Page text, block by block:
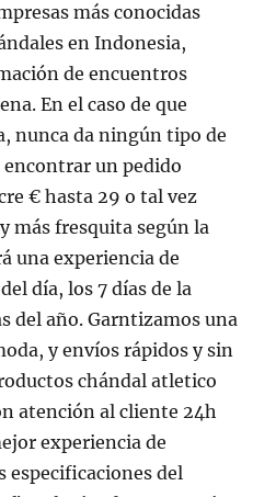
más conocidas
en Indonesia,
de encuentros
En el caso de que
nunca da ningún tipo de
encontrar un pedido
€ hasta 29 o tal vez
más fresquita según la
una experiencia de
día, los 7 días de la
del año. Garntizamos una
y envíos rápidos y sin
chándal atletico
atención al cliente 24h
experiencia de
especificaciones del